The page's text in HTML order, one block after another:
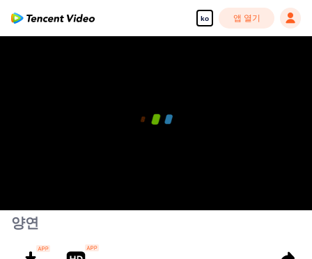
ko 앱 열기
양연